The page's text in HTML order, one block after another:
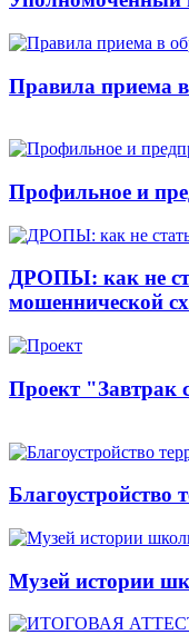
Правила приема в
Профильное и
ДРОПЫ: как не
мошеннической
Проект "Завтрак
Благоустройство
Музей истории